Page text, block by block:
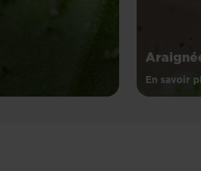
En savoir